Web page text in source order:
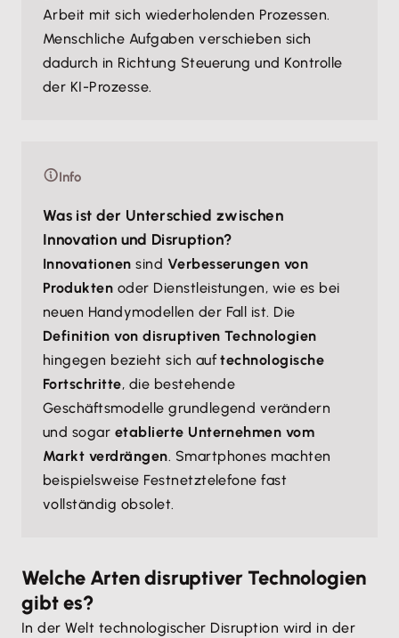
Arbeit mit sich wiederholenden Prozessen.
Menschliche Aufgaben verschieben sich
dadurch in Richtung Steuerung und Kontrolle
der KI-Prozesse.
Info
Was ist der Unterschied zwischen
Innovation und Disruption?
Innovationen sind Verbesserungen von
Produkten oder Dienstleistungen, wie es bei
neuen Handymodellen der Fall ist. Die
Definition von disruptiven Technologien
hingegen bezieht sich auftechnologische
Fortschritte, die bestehende
Geschäftsmodelle grundlegend verändern
und sogar etablierte Unternehmen vom
Markt verdrängen. Smartphones machten
beispielsweise Festnetztelefone fast
vollständig obsolet.
Welche Arten disruptiver Technologien
gibt es?
In der Welt technologischer Disruption wird in der